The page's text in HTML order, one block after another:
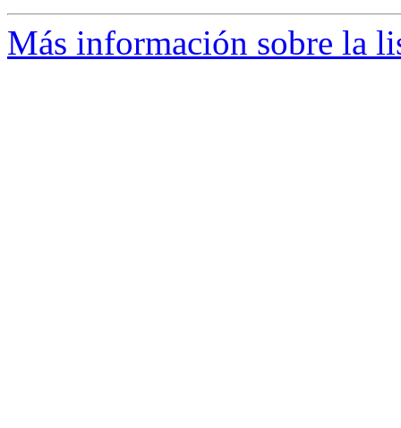
Más información sobre la